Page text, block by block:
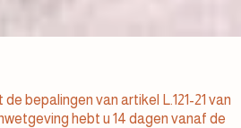
bepalingen van artikel L.121-21 van
hebt u 14 dagen vanaf de